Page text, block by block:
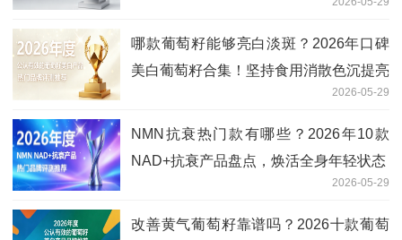
哪款葡萄籽能够亮白淡斑？2026年口碑
美白葡萄籽合集！坚持食用消散色沉提亮
2026-05-29
NMN抗衰热门款有哪些？2026年10款
NAD+抗衰产品盘点，焕活全身年轻状态
2026-05-29
改善黄气葡萄籽靠谱吗？2026十款葡萄